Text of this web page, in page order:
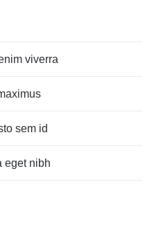
viverra
sem id
eget nibh